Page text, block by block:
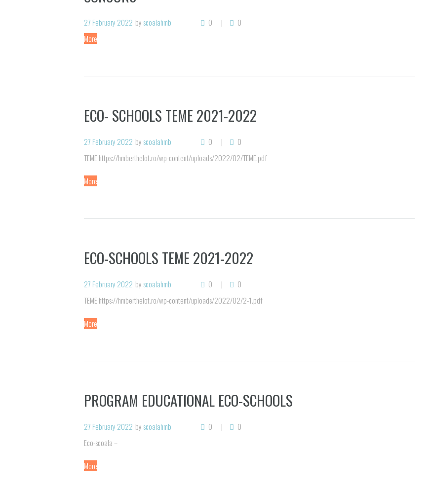
27 February 2022 by scoalahmb 0
0
More
ECO- SCHOOLS TEME 2021-2022
27 February 2022 by scoalahmb 0
0
TEME https://hmberthelot.ro/wp-content/uploads/2022/02/TEME.pdf
More
ECO-SCHOOLS TEME 2021-2022
27 February 2022 by scoalahmb 0
0
TEME https://hmberthelot.ro/wp-content/uploads/2022/02/2-1.pdf
More
PROGRAM EDUCATIONAL ECO-SCHOOLS
27 February 2022 by scoalahmb 0
0
Eco-scoala –
More